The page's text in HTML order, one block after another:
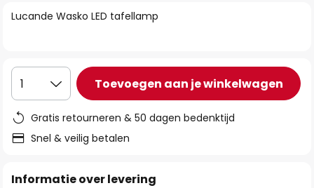
de
Lucande Wasko LED tafellamp
1 Toevoegen aan je winkelwagen
Gratis retourneren & 50 dagen bedenktijd
Snel & veilig betalen
Informatie over levering